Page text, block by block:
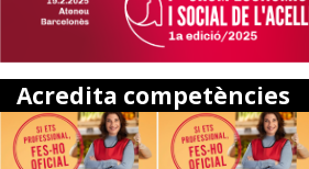
Acredita competències